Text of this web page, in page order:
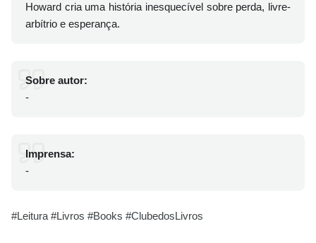
Howard cria uma história inesquecível sobre perda, livre-
arbítrio e esperança.
Sobre autor:
-
Imprensa:
-
#Leitura #Livros #Books #ClubedosLivros